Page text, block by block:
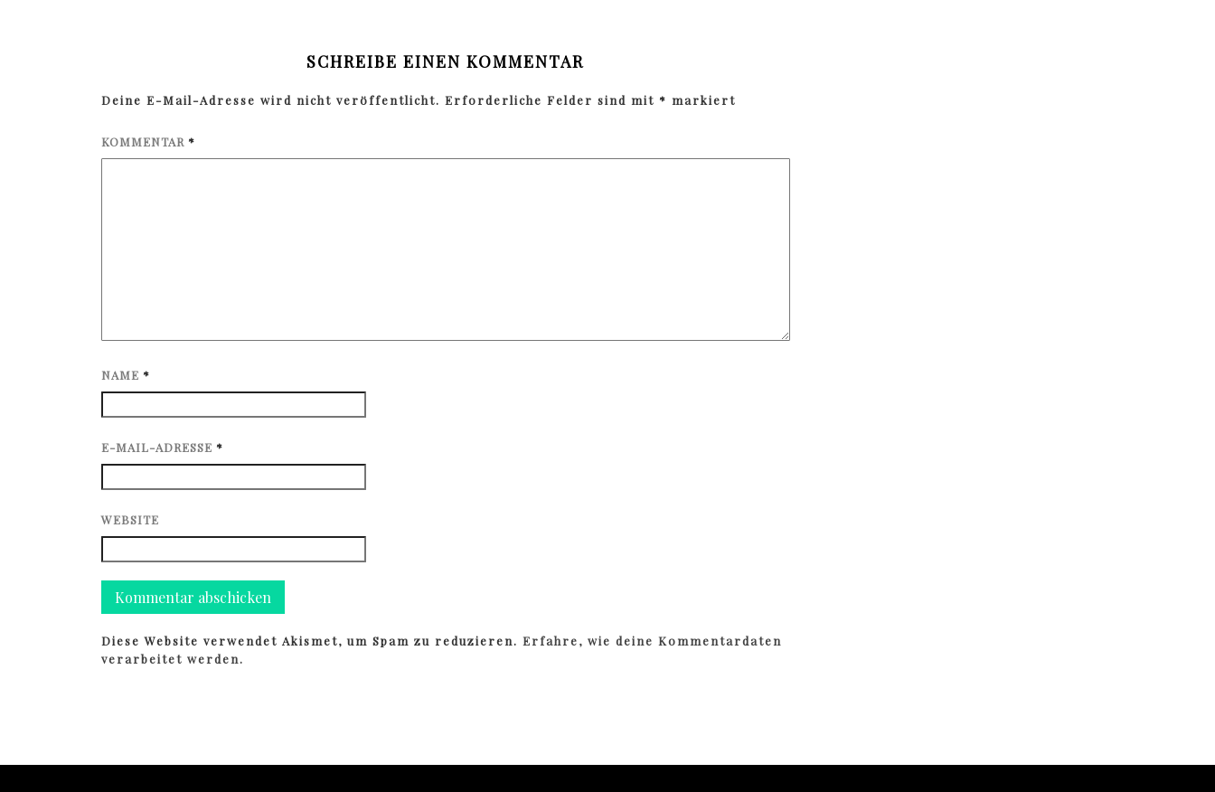
SCHREIBE EINEN KOMMENTAR
Deine E-Mail-Adresse wird nicht veröffentlicht. Erforderliche Felder sind mit * markiert
KOMMENTAR *
NAME *
E-MAIL-ADRESSE *
WEBSITE
Diese Website verwendet Akismet, um Spam zu reduzieren.Erfahre, wie deine Kommentardaten
verarbeitet werden.